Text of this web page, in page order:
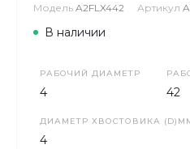
Модель A2FLX442 Артикул
В наличии
РАБОЧИЙ ДИАМЕТР
4 42
ДИАМЕТР ХВОСТОВИКА
4